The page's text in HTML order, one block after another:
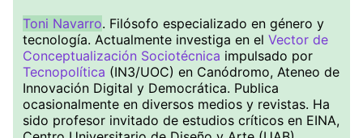
Toni Navarro. Filósofo especializado en género y
tecnología. Actualmente investiga en el Vector de
Conceptualización Sociotécnica impulsado por
Tecnopolítica (IN3/UOC) en Canódromo, Ateneo de
Innovación Digital y Democrática. Publica
ocasionalmente en diversos medios y revistas. Ha
sido profesor invitado de estudios críticos en EINA,